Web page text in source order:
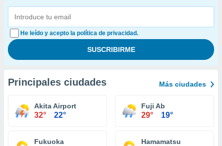
He leído y acepto la política de privacidad.
Principales ciudades Más ciudades
Akita Airport
32° 22°
Fuji Ab
29° 19°
Fukuoka Hamamatsu